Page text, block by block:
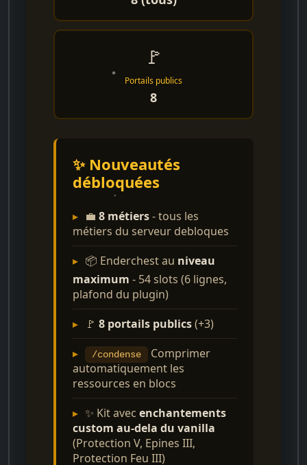
🚩
Portails publics
8
✨ Nouveautés
débloquées
▸ 💼 8 métiers- tous les
métiers du serveur debloques
▸ 📦 Enderchest au niveau
maximum - 54 slots (6 lignes,
plafond du plugin)
▸
🚩 8 portails publics(+3)
▸
/condense
Comprimer
automatiquement les
ressources en blocs
▸ ✨ Kit avec enchantements
custom au-dela du vanilla
(Protection V, Epines III,
Protection Feu III)